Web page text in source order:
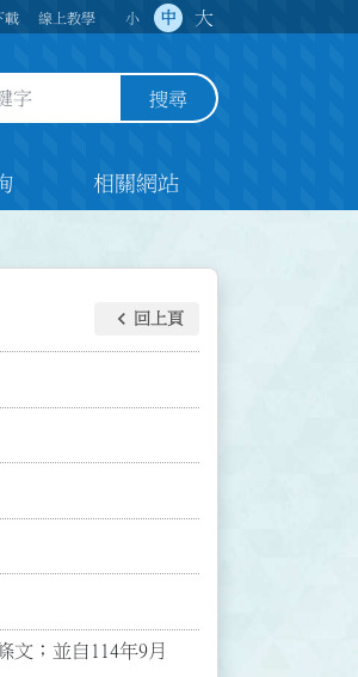
載 線上教學 小 中 大
搜尋
相關網站
keyboard_arrow_left 回上頁
文；並自114年9月